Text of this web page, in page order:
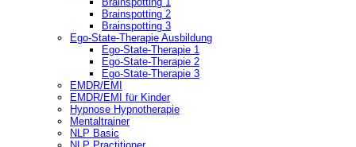
Brainspotting 2
Brainspotting 3
Ego-State-Therapie Ausbildung
Ego-State-Therapie 1
Ego-State-Therapie 2
Ego-State-Therapie 3
EMDR/EMI
EMDR/EMI für Kinder
Hypnose Hypnotherapie
Mentaltrainer
NLP Basic